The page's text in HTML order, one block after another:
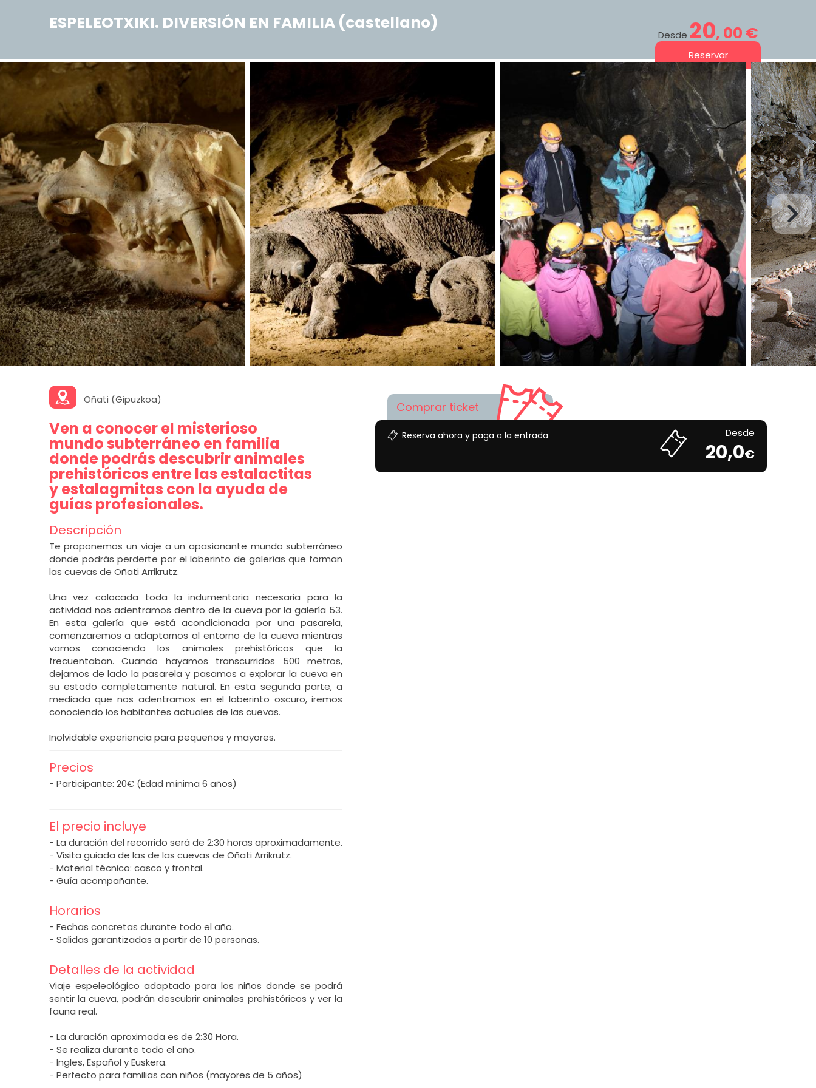
ESPELEOTXIKI. DIVERSIÓN EN FAMILIA (castellano)
Desde 20, 00 €
Reservar
Oñati (Gipuzkoa)
Ven a conocer el misterioso
mundo subterráneo en familia
donde podrás descubrir animales
prehistóricos entre las estalactitas
y estalagmitas con la ayuda de
guías profesionales.
Descripción
Te proponemos un viaje a un apasionante mundo subterráneo
donde podrás perderte por el laberinto de galerías que forman
las cuevas de Oñati Arrikrutz.
Una vez colocada toda la indumentaria necesaria para la
actividad nos adentramos dentro de la cueva por la galería 53.
En esta galería que está acondicionada por una pasarela,
comenzaremos a adaptarnos al entorno de la cueva mientras
vamos conociendo los animales prehistóricos que la
frecuentaban. Cuando hayamos transcurridos 500 metros,
dejamos de lado la pasarela y pasamos a explorar la cueva en
su estado completamente natural. En esta segunda parte, a
mediada que nos adentramos en el laberinto oscuro, iremos
conociendo los habitantes actuales de las cuevas.
Inolvidable experiencia para pequeños y mayores.
Precios
- Participante: 20€ (Edad mínima 6 años)
El precio incluye
- La duración del recorrido será de 2:30 horas aproximadamente.
- Visita guiada de las de las cuevas de Oñati Arrikrutz.
- Material técnico: casco y frontal.
- Guía acompañante.
Horarios
- Fechas concretas durante todo el año.
- Salidas garantizadas a partir de 10 personas.
Detalles de la actividad
Viaje espeleológico adaptado para los niños donde se podrá
sentir la cueva, podrán descubrir animales prehistóricos y ver la
fauna real.
- La duración aproximada es de 2:30 Hora.
- Se realiza durante todo el año.
- Ingles, Español y Euskera.
- Perfecto para familias con niños (mayores de 5 años)
Comprar ticket
Reserva ahora y paga a la entrada Desde
20,0€